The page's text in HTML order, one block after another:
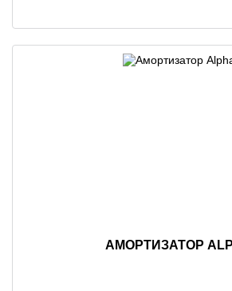
АМОРТИЗАТОР